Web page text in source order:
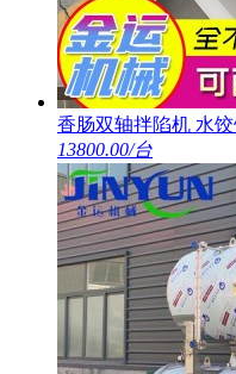
香肠双轴拌陷机 水
13800.00/台